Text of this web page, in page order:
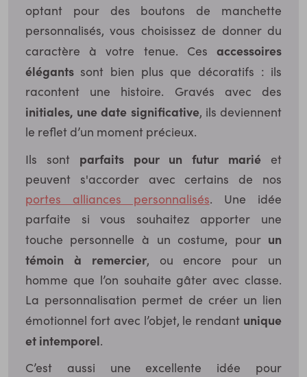
optant pour des boutons de manchette
personnalisés, vous choisissez de donner du
caractère à votre tenue. Cesaccessoires
élégantssont bien plus que décoratifs : ils
racontent une histoire. Gravés avec des
initiales, une date significative, ils deviennent
le reflet d’un moment précieux.
Ils sont parfaits pour un futur marié et
peuvent s'accorder avec certains de nos
portes alliances personnalisés. Une idée
parfaite si vous souhaitez apporter une
touche personnelle à un costume, pour un
témoin à remercier, ou encore pour un
homme que l’on souhaite gâter avec classe.
La personnalisation permet de créer un lien
émotionnel fort avec l’objet, le rendant unique
et intemporel.
C’est aussi une excellente idée pour